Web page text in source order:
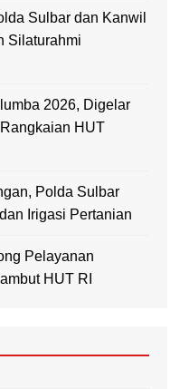
Sulbar dan Kanwil
Silaturahmi
2026, Digelar
HUT
Polda Sulbar
Irigasi Pertanian
Pelayanan
HUT RI